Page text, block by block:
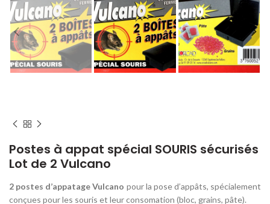
Postes à appat spécial SOURIS sécurisés
Lot de 2 Vulcano
2 postes d’appatage Vulcano pour la pose d’appâts, spécialement
conçues pour les souris et leur consomation (bloc, grains, pâte).